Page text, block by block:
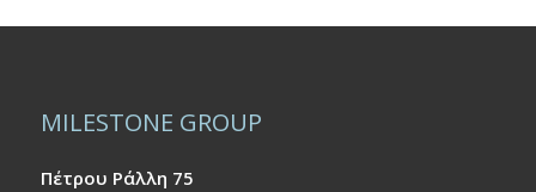
MILESTONE GROUP
Πέτρου Ράλλη 75